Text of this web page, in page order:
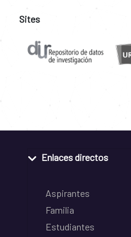
Sites
Enlaces directos
Aspirantes
Familia
Estudiantes